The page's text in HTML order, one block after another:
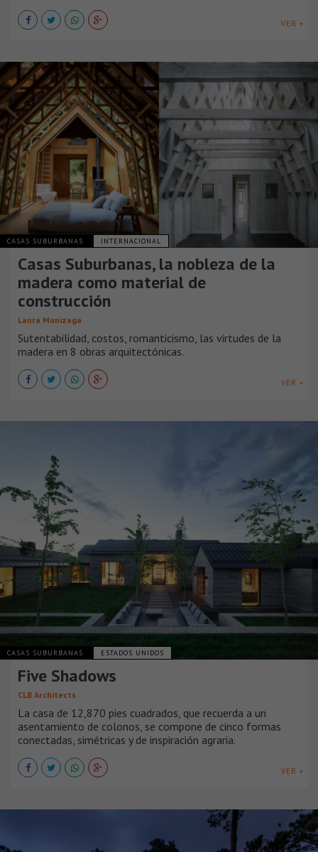
VER +
CASAS SUBURBANAS INTERNACIONAL
Casas Suburbanas, la nobleza de la
madera como material de
construcción
Laura Munizaga
Sutentabilidad, costos, romanticismo, las virtudes de la
madera en 8 obras arquitectónicas.
VER +
CASAS SUBURBANAS ESTADOS UNIDOS
Five Shadows
CLB Architects
La casa de 12,870 pies cuadrados, que recuerda a un
asentamiento de colonos, se compone de cinco formas
conectadas, simétricas y de inspiración agraria.
VER +